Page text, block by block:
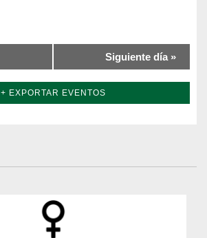
Siguiente día »
+ EXPORTAR EVENTOS